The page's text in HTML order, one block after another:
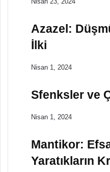
Azazel:
İlki
Nisan 1, 2024
Sfenksler ve
Nisan 1, 2024
Mantikor:
Yaratıkların